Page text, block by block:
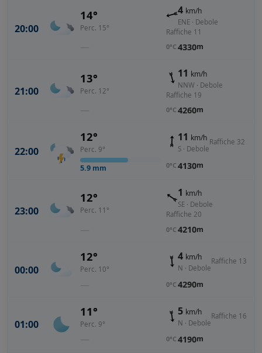
20:00
14°
Perc. 15°
—
4 km/h
ENE · Debole
Raffiche 11
0°C 4330m
21:00
13°
Perc. 12°
—
11 km/h
NNW · Debole
Raffiche 19
0°C 4260m
22:00
12°
Perc. 9°
5.9 mm
11 km/h
S · Debole
Raffiche 32
0°C 4130m
23:00
12°
Perc. 11°
—
1 km/h
SE · Debole
Raffiche 20
0°C 4210m
00:00
12°
Perc. 10°
—
4 km/h
N · Debole
Raffiche 13
0°C 4290m
01:00
11°
Perc. 9°
—
5 km/h
N · Debole
Raffiche 16
0°C 4190m